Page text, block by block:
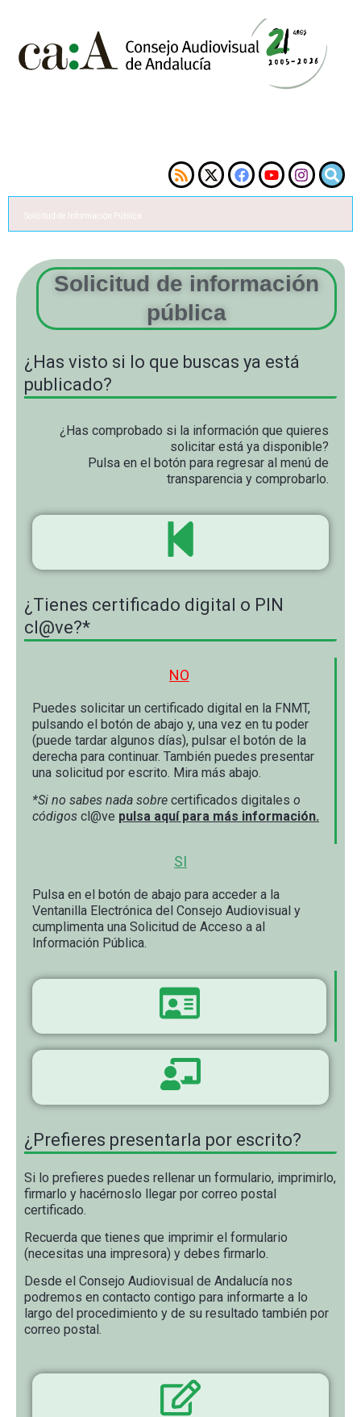
Solicitud de Información Pública
Solicitud de información
pública
¿Has visto si lo que buscas ya está
publicado?
¿Has comprobado si la información que quieres
solicitar está ya disponible?
Pulsa en el botón para regresar al menú de
transparencia y comprobarlo.
¿Tienes certificado digital o PIN
cl@ve?*
NO
Puedes solicitar un certificado digital en la FNMT,
pulsando el botón de abajo y, una vez en tu poder
(puede tardar algunos días), pulsar el botón de la
derecha para continuar. También puedes presentar
una solicitud por escrito. Mira más abajo.
*Si no sabes nada sobre certificados digitales o
códigos cl@ve pulsa aquí para más información.
SI
Pulsa en el botón de abajo para acceder a la
Ventanilla Electrónica del Consejo Audiovisual y
cumplimenta una Solicitud de Acceso a al
Información Pública.
¿Prefieres presentarla por escrito?
Si lo prefieres puedes rellenar un formulario, imprimirlo,
firmarlo y hacérnoslo llegar por correo postal
certificado.
Recuerda que tienes que imprimir el formulario
(necesitas una impresora) y debes firmarlo.
Desde el Consejo Audiovisual de Andalucía nos
podremos en contacto contigo para informarte a lo
largo del procedimiento y de su resultado también por
correo postal.